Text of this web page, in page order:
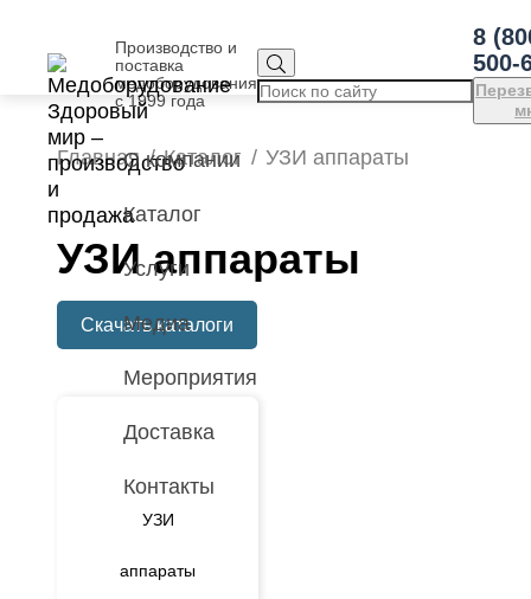
Производство и
поставка
медоборудования
с 1999 года
8
500-
О компании
Каталог
Услуги
Медиа
Мероприятия
Доставка
Контакты
Главная Каталог УЗИ аппараты
УЗИ аппараты
Скачать каталоги
УЗИ
аппараты